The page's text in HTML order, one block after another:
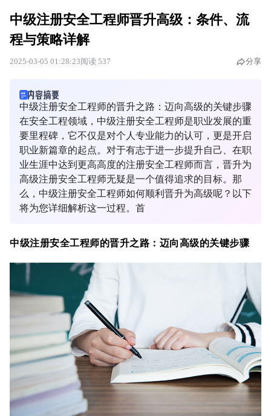
中级注册安全工程师晋升高级：条件、流
程与策略详解
2025-03-05 01:28:23阅读 537 分享
中级注册安全工程师的晋升之路：迈向高级的关键步骤
在安全工程领域，中级注册安全工程师是职业发展的重
要里程碑，它不仅是对个人专业能力的认可，更是开启
职业新篇章的起点。对于有志于进一步提升自己、在职
业生涯中达到更高高度的注册安全工程师而言，晋升为
高级注册安全工程师无疑是一个值得追求的目标。那
么，中级注册安全工程师如何顺利晋升为高级呢？以下
将为您详细解析这一过程。首
中级注册安全工程师的晋升之路：迈向高级的关键步骤